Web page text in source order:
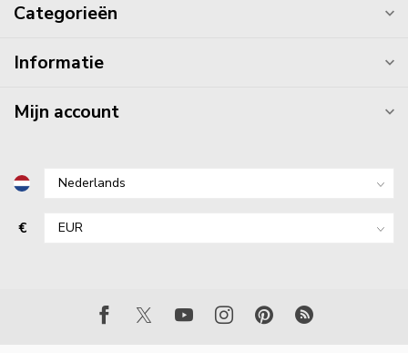
Categorieën
Informatie
Mijn account
€